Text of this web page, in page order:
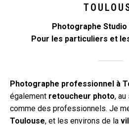
Photographe
Pour les particuliers et
Photographe professionnel à
également retoucheur photo,
comme des professionnels. Je
Toulouse, et les environs de la